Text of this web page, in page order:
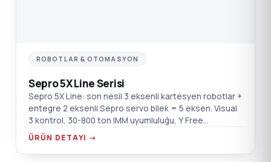
ROBOTLAR & OTOMASYON
Sepro 5X Line Serisi
Sepro 5X Line: son nesil 3 eksenli kartesyen robotlar +
entegre 2 eksenli Sepro servo bilek = 5 eksen. Visual
3 kontrol, 30-800 ton IMM uyumluluğu, Y Free
fonksiyonu.
ÜRÜN DETAYI →